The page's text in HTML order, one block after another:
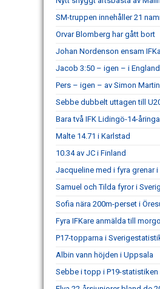
SM-truppen innehåller 21
Orvar Blomberg har gått bort
Johan Nordenson ensam
Jacob 3:50 – igen – i England
Pers – igen – av Simon
Sebbe dubbelt uttagen till
Bara två IFK Lidingö-14-
Malte 14.71 i Karlstad
10.34 av JC i Finland
Jacqueline med i fyra grenar
Samuel och Tilda fyror i
Sofia nära 200m-perset i
Fyra IFKare anmälda till
P17-topparna i
Albin vann höjden i Uppsala
Sebbe i topp i P19-statistiken